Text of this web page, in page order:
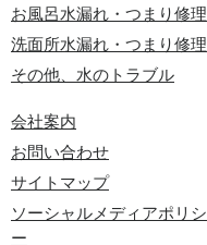
お風呂水漏れ・つまり修理
洗面所水漏れ・つまり修理
その他、水のトラブル
会社案内
お問い合わせ
サイトマップ
ソーシャルメディアポリシ
ー